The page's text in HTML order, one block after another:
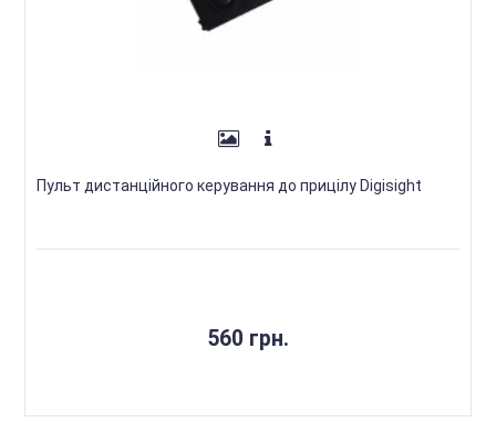
Пульт дистанційного керування до прицілу Digisight
560 грн.